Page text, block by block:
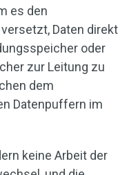
es den
Daten direkt
oder
zur Leitung zu
dem
Datenpuffern im
keine Arbeit der